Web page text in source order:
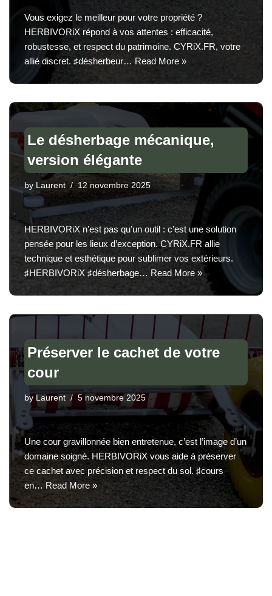
Vous exigez le meilleur pour votre propriété ?
HERBIVORiX répond à vos attentes : efficacité,
robustesse, et respect du patrimoine. CYRiX.FR, votre
allié discret. ♯désherbeur… Read More »
Le désherbage mécanique,
version élégante
by Laurent 12 novembre 2025
HERBIVORiX n’est pas qu’un outil : c’est une solution
pensée pour les lieux d’exception. CYRiX.FR allie
technique et esthétique pour sublimer vos extérieurs.
♯HERBIVORiX ♯désherbage… Read More »
Préserver le cachet de votre
cour
by Laurent 5 novembre 2025
Une cour gravillonnée bien entretenue, c’est l’image d’un
domaine soigné. HERBIVORiX vous aide à préserver
ce cachet avec précision et respect du sol. ♯cours
en…Read More »